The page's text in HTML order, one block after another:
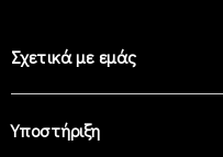
Σχετικά με εμάς
Υποστήριξη